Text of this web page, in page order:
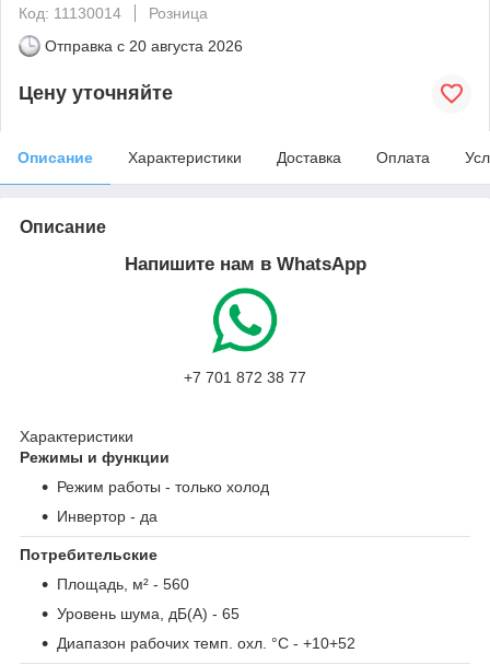
Код: 11130014
Розница
Отправка с 20 августа 2026
Цену уточняйте
Описание Характеристики Доставка Оплата
Описание
Напишите нам в WhatsApp
+7 701 872 38 77
Характеристики
Режимы и функции
Режим работы - только холод
Инвертор - да
Потребительские
Площадь, м² - 560
Уровень шума, дБ(А) - 65
Диапазон рабочих темп. охл. °С - +10+52